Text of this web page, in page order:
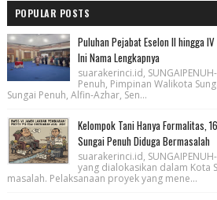
POPULAR POSTS
Puluhan Pejabat Eselon II hingga
Ini Nama Lengkapnya
suarakerinci.id,
Penuh, Pimpinan Walikota
Sungai Penuh, Alfin-Azhar, Sen...
Kelompok Tani Hanya Formalitas,
Sungai Penuh Diduga Bermasalah
suarakerinci.id,
yang dialokasikan dalam Kota
masalah. Pelaksanaan proyek yang mene...